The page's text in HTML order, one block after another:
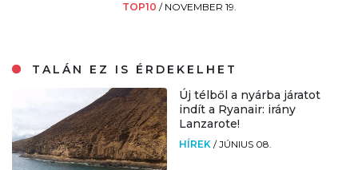
TOP10 / NOVEMBER 19.
TALÁN EZ IS ÉRDEKELHET
Új télből a nyárba járatot
indít a Ryanair: irány
Lanzarote!
HÍREK /JÚNIUS 08.